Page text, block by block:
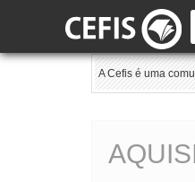
A Cefis é uma